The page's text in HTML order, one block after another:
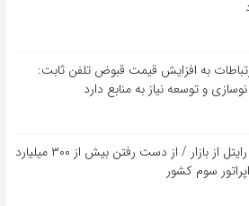
به افزایش قیمت قبوض تلفن ثابت:
و توسعه نیاز به منابع دارد
احتمال خروج رایتل از بازار / از دست رفتن بیش از ۳۰۰ میلیارد
سوم کشور